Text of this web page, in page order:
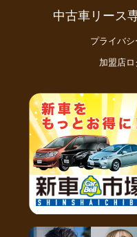
中古車リース
プライバ
加盟店